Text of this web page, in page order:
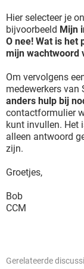
Hier selecteer je
bijvoorbeeld Mijn
O nee! Wat is het
mijn wachtwoord
Om vervolgens
medewerkers van
anders hulp bij
contactformulier
kunt invullen. Het
alleen antwoord
zijn.
Groetjes,
Bob
CCM
Gerelateerde